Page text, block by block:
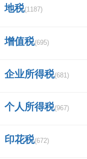
零申报利润表
1、单步法：对
目按性质加以归
地税(1187)
增值税(695)
企业所得税(681)
个人所得税(967)
印花税(672)